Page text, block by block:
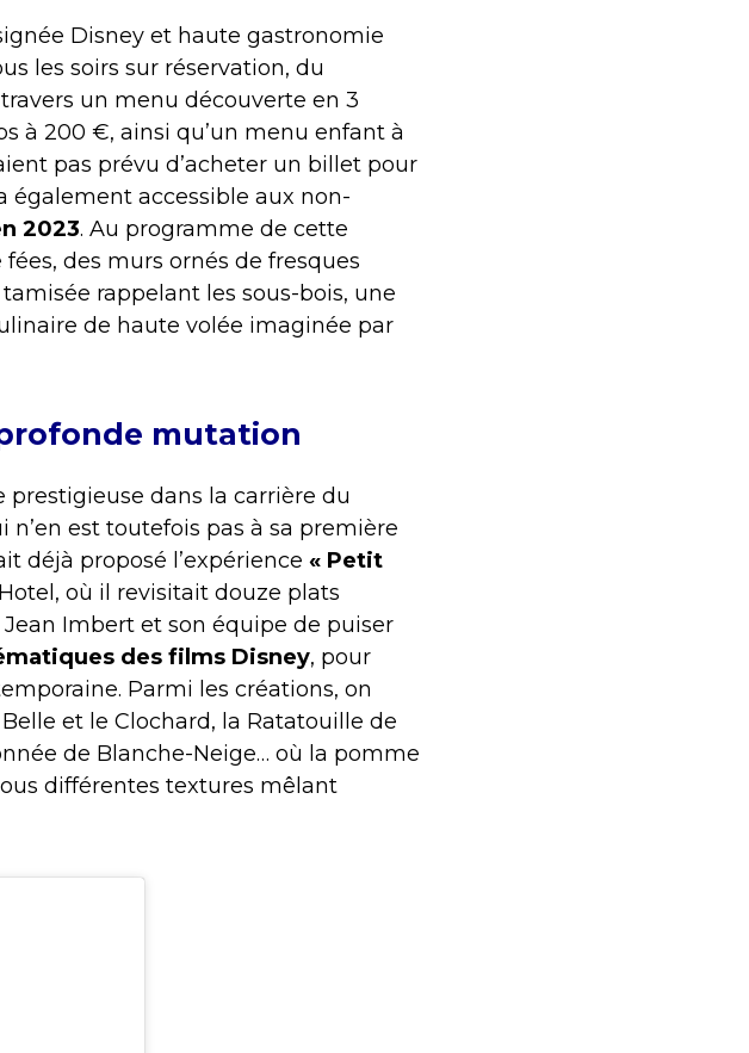
Disney et haute gastronomie
les soirs sur réservation, du
un menu découverte en 3
à 200 €, ainsi qu’un menu enfant à
pas prévu d’acheter un billet pour
également accessible aux non-
2023. Au programme de cette
des murs ornés de fresques
rappelant les sous-bois, une
de haute volée imaginée par
mutation
dans la carrière du
est toutefois pas à sa première
déjà proposé l’expérience « Petit
où il revisitait douze plats
Imbert et son équipe de puiser
des films Disney, pour
Parmi les créations, on
et le Clochard, la Ratatouille de
de Blanche-Neige… où la pomme
différentes textures mêlant